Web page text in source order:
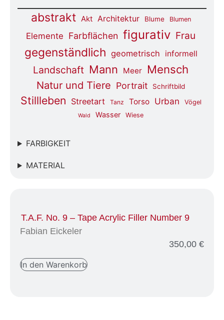
abstrakt Akt Architektur Blume Blumen
Elemente Farbflächen figurativ Frau
gegenständlich geometrisch informell
Landschaft Mann Meer Mensch
Natur und Tiere Portrait Schriftbild
Stillleben Streetart Tanz Torso Urban Vögel
Wald Wasser Wiese
FARBIGKEIT
MATERIAL
T.A.F. No. 9 – Tape Acrylic Filler Number 9
Fabian Eickeler
350,00 €
In den Warenkorb